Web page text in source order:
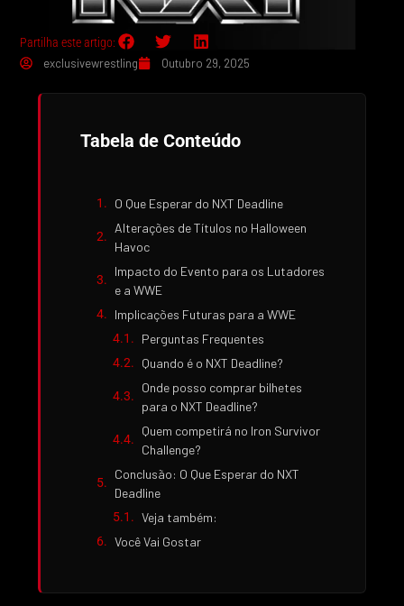
Partilha este artigo:
exclusivewrestling
Outubro 29, 2025
Tabela de Conteúdo
O Que Esperar do NXT Deadline
Alterações de Títulos no Halloween
Havoc
Impacto do Evento para os Lutadores
e a WWE
Implicações Futuras para a WWE
Perguntas Frequentes
Quando é o NXT Deadline?
Onde posso comprar bilhetes
para o NXT Deadline?
Quem competirá no Iron Survivor
Challenge?
Conclusão: O Que Esperar do NXT
Deadline
Veja também:
Você Vai Gostar